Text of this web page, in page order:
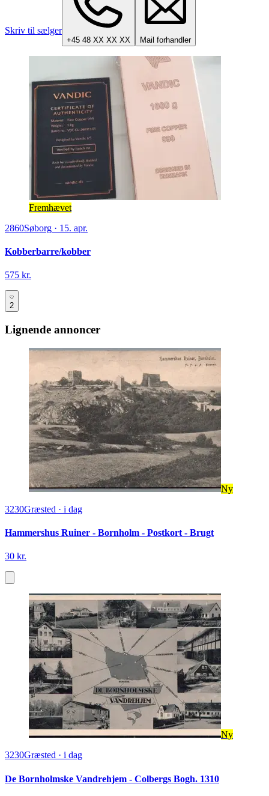
Skriv til sælger
+45 48 XX XX XX Mail forhandler
Fremhævet
2860Søborg · 15. apr.
Kobberbarre/kobber
575 kr.
2
Lignende annoncer
Ny
3230Græsted · i dag
Hammershus Ruiner - Bornholm - Postkort - Brugt
30 kr.
Ny
3230Græsted · i dag
De Bornholmske Vandrehjem - Colbergs Bogh. 1310